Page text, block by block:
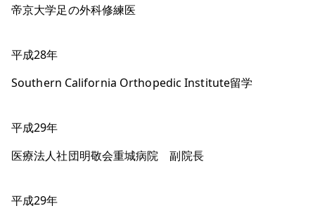
帝京大学足の外科修練医
平成28年
Southern California Orthopedic Institute留学
平成29年
医療法人社団明敬会重城病院 副院長
平成29年